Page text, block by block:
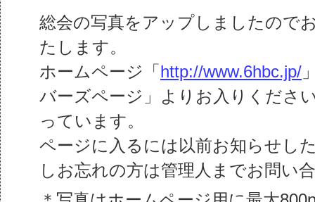
総会の写真をアップしましたので
たします。
ホームページ「 http://www.6hbc.jp/
バーズページ」よりお入りくださ
っています。
ページに入るには以前お知らせし
しお忘れの方は管理人までお問い